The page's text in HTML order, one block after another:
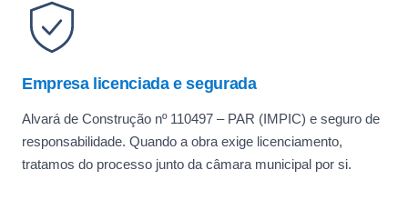
Empresa licenciada e segurada
Alvará de Construção nº 110497 – PAR (IMPIC) e seguro de
responsabilidade. Quando a obra exige licenciamento,
tratamos do processo junto da câmara municipal por si.